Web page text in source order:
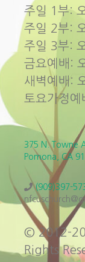
주일 1부:
주일 2부:
주일 3부:
금요예배:
새벽예배:
토요가정
375 N. Towne
Pomona, CA
(909)397-
© 2012-
Rights